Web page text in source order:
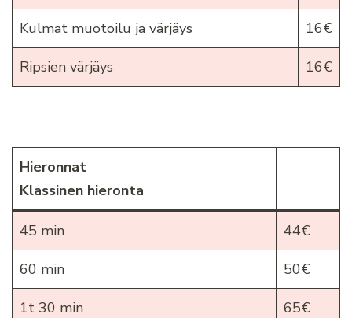
Kulmat muotoilu ja värjäys 16€
Ripsien värjäys 16€
Hieronnat
Klassinen hieronta
45 min 44€
60 min 50€
1t 30 min 65€